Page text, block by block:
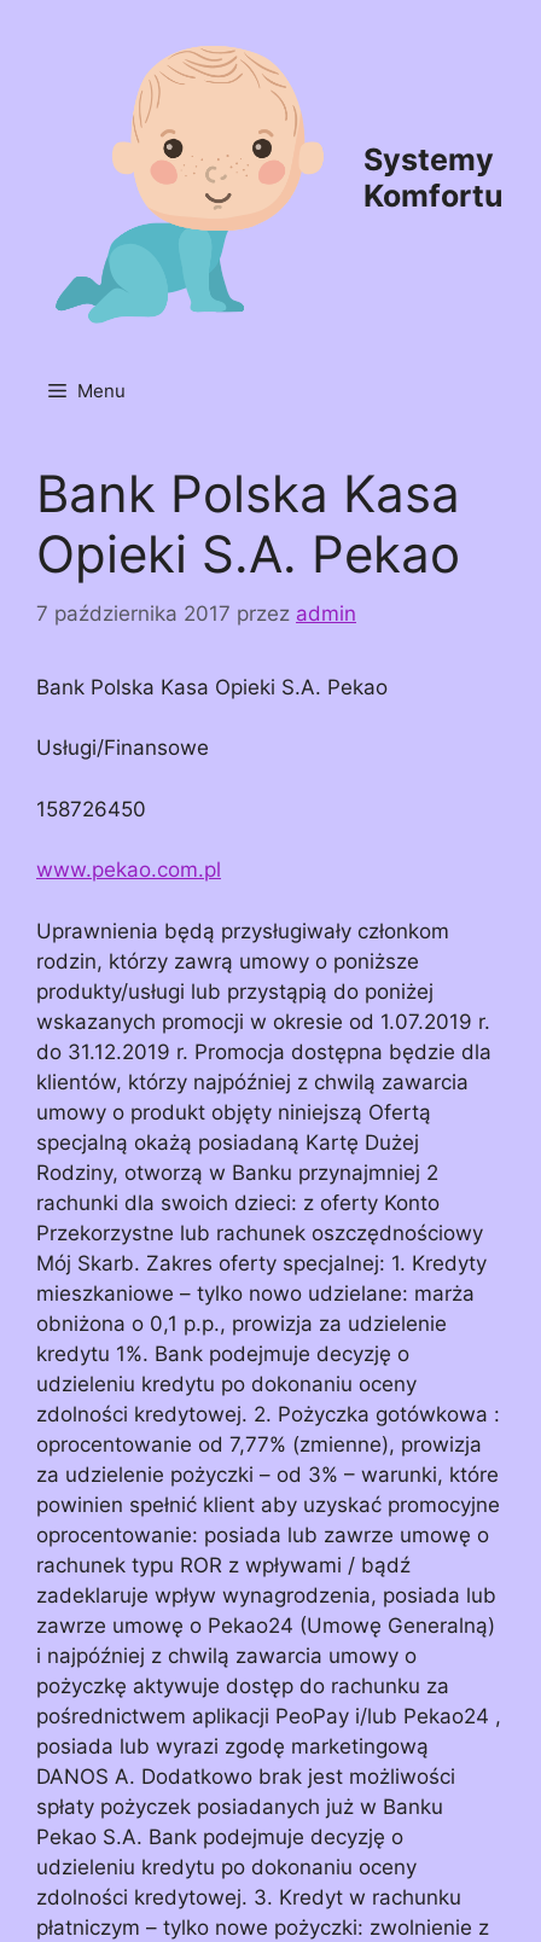
Systemy
Komfortu
Menu
Bank Polska Kasa
Opieki S.A. Pekao
7 października 2017 przez admin
Bank Polska Kasa Opieki S.A. Pekao
Usługi/Finansowe
158726450
www.pekao.com.pl
Uprawnienia będą przysługiwały członkom
rodzin, którzy zawrą umowy o poniższe
produkty/usługi lub przystąpią do poniżej
wskazanych promocji w okresie od 1.07.2019 r.
do 31.12.2019 r. Promocja dostępna będzie dla
klientów, którzy najpóźniej z chwilą zawarcia
umowy o produkt objęty niniejszą Ofertą
specjalną okażą posiadaną Kartę Dużej
Rodziny, otworzą w Banku przynajmniej 2
rachunki dla swoich dzieci: z oferty Konto
Przekorzystne lub rachunek oszczędnościowy
Mój Skarb. Zakres oferty specjalnej: 1. Kredyty
mieszkaniowe – tylko nowo udzielane: marża
obniżona o 0,1 p.p., prowizja za udzielenie
kredytu 1%. Bank podejmuje decyzję o
udzieleniu kredytu po dokonaniu oceny
zdolności kredytowej. 2. Pożyczka gotówkowa :
oprocentowanie od 7,77% (zmienne), prowizja
za udzielenie pożyczki – od 3% – warunki, które
powinien spełnić klient aby uzyskać promocyjne
oprocentowanie: posiada lub zawrze umowę o
rachunek typu ROR z wpływami / bądź
zadeklaruje wpływ wynagrodzenia, posiada lub
zawrze umowę o Pekao24 (Umowę Generalną)
i najpóźniej z chwilą zawarcia umowy o
pożyczkę aktywuje dostęp do rachunku za
pośrednictwem aplikacji PeoPay i/lub Pekao24 ,
posiada lub wyrazi zgodę marketingową
DANOS A. Dodatkowo brak jest możliwości
spłaty pożyczek posiadanych już w Banku
Pekao S.A. Bank podejmuje decyzję o
udzieleniu kredytu po dokonaniu oceny
zdolności kredytowej. 3. Kredyt w rachunku
płatniczym – tylko nowe pożyczki: zwolnienie z